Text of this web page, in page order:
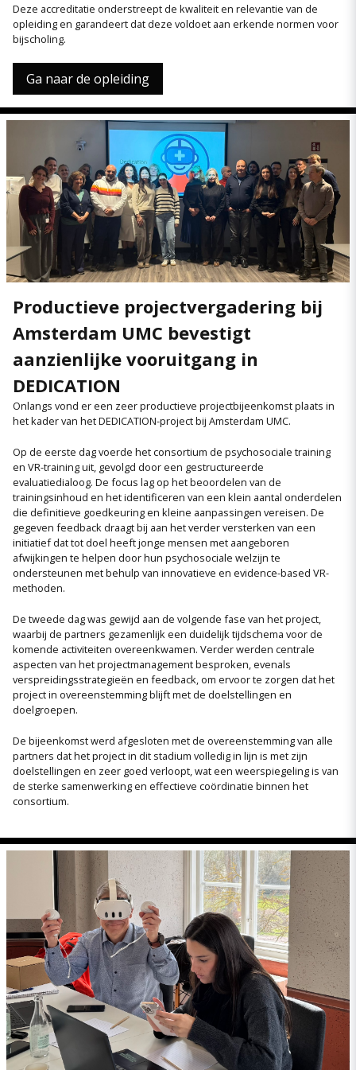
Deze accreditatie onderstreept de kwaliteit en relevantie van de
opleiding en garandeert dat deze voldoet aan erkende normen voor
bijscholing.
Ga naar de opleiding
Productieve projectvergadering bij
Amsterdam UMC bevestigt
aanzienlijke vooruitgang in
DEDICATION
Onlangs vond er een zeer productieve projectbijeenkomst plaats in
het kader van het DEDICATION-project bij Amsterdam UMC.
Op de eerste dag voerde het consortium de psychosociale training
en VR-training uit, gevolgd door een gestructureerde
evaluatiedialoog. De focus lag op het beoordelen van de
trainingsinhoud en het identificeren van een klein aantal onderdelen
die definitieve goedkeuring en kleine aanpassingen vereisen. De
gegeven feedback draagt bij aan het verder versterken van een
initiatief dat tot doel heeft jonge mensen met aangeboren
afwijkingen te helpen door hun psychosociale welzijn te
ondersteunen met behulp van innovatieve en evidence-based VR-
methoden.
De tweede dag was gewijd aan de volgende fase van het project,
waarbij de partners gezamenlijk een duidelijk tijdschema voor de
komende activiteiten overeenkwamen. Verder werden centrale
aspecten van het projectmanagement besproken, evenals
verspreidingsstrategieën en feedback, om ervoor te zorgen dat het
project in overeenstemming blijft met de doelstellingen en
doelgroepen.
De bijeenkomst werd afgesloten met de overeenstemming van alle
partners dat het project in dit stadium volledig in lijn is met zijn
doelstellingen en zeer goed verloopt, wat een weerspiegeling is van
de sterke samenwerking en effectieve coördinatie binnen het
consortium.